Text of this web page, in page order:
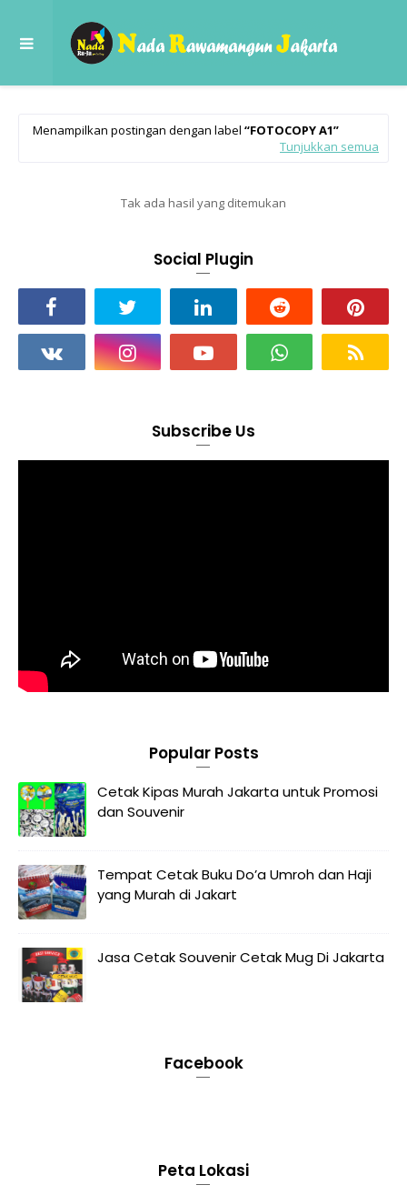
Menampilkan postingan dengan label
FOTOCOPY A1
Tunjukkan semua
Tak ada hasil yang ditemukan
Social Plugin
Subscribe Us
Popular Posts
Cetak Kipas Murah Jakarta untuk Promosi
dan Souvenir
Tempat Cetak Buku Do’a Umroh dan Haji
yang Murah di Jakart
Jasa Cetak Souvenir Cetak Mug Di Jakarta
Facebook
Peta Lokasi